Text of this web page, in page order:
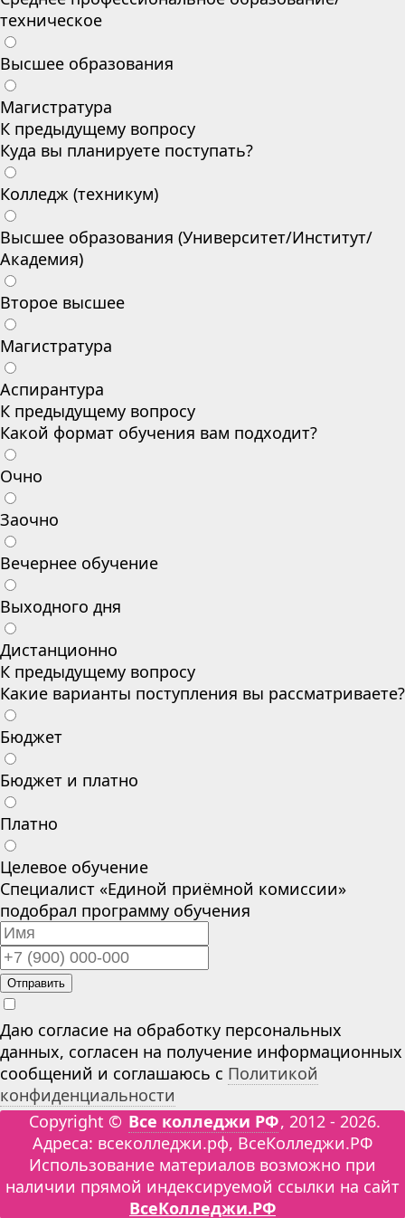
техническое
Высшее образования
Магистратура
К предыдущему вопросу
Куда вы планируете поступать?
Колледж (техникум)
Высшее образования (Университет/Институт/
Академия)
Второе высшее
Магистратура
Аспирантура
К предыдущему вопросу
Какой формат обучения вам подходит?
Очно
Заочно
Вечернее обучение
Выходного дня
Дистанционно
К предыдущему вопросу
Какие варианты поступления вы рассматриваете?
Бюджет
Бюджет и платно
Платно
Целевое обучение
Специалист «Единой приёмной комиссии»
подобрал программу обучения
Отправить
Даю согласие на обработку персональных
данных, согласен на получение информационных
сообщений и соглашаюсь с Политикой
конфиденциальности
Copyright © Все колледжи РФ, 2012 - 2026.
Адреса: всеколледжи.рф, ВсеКолледжи.РФ
Использование материалов возможно при
наличии прямой индексируемой ссылки на сайт
ВсеКолледжи.РФ